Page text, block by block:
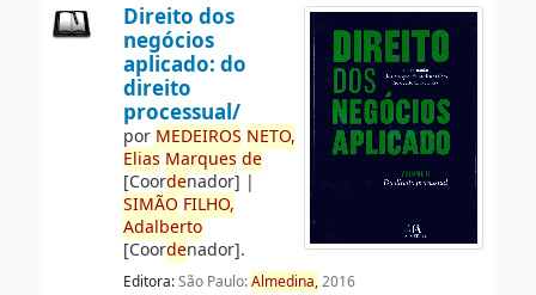
Direito dos
negócios
aplicado: do
direito
processual/
por MEDEIROS NETO,
Elias Marques de
[Coordenador] |
SIMÃO FILHO,
Adalberto
[Coordenador].
Editora:São Paulo:Almedina,2016